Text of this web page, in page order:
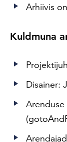
Arhiivis
Kuldmuna
Disainer: